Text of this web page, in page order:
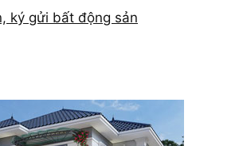
ký gửi bất động sản